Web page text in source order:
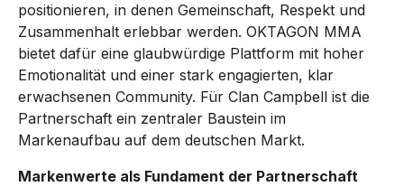
positionieren, in denen Gemeinschaft, Respekt und
Zusammenhalt erlebbar werden. OKTAGON MMA
bietet dafür eine glaubwürdige Plattform mit hoher
Emotionalität und einer stark engagierten, klar
erwachsenen Community. Für Clan Campbell ist die
Partnerschaft ein zentraler Baustein im
Markenaufbau auf dem deutschen Markt.
Markenwerte als Fundament der Partnerschaft